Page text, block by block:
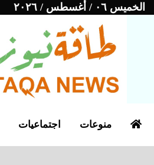
الخميس ٠٦ / أغسطس / ٢٠٢٦
اجتماعيات منوعات